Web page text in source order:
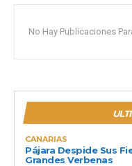
No Hay Publicaciones
CANARIAS
Pájara Despide Sus
Grandes Verbenas